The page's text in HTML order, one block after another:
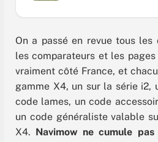
On a passé en revue tous
les comparateurs et les
vraiment côté France, et
gamme X4, un sur la série i2,
code lames, un code
un code généraliste valable
X4. Navimow ne cumule